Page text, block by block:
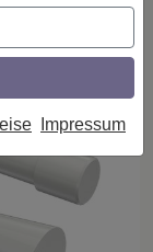
Impressum